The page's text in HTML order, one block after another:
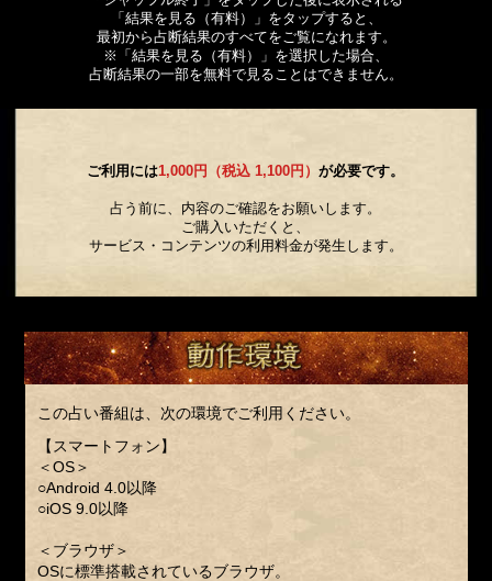
「結果を見る（有料）」をタップすると、
最初から占断結果のすべてをご覧になれます。
※「結果を見る（有料）」を選択した場合、
占断結果の一部を無料で見ることはできません。
ご利用には1,000円（税込 1,100円）が必要です。
占う前に、内容のご確認をお願いします。
ご購入いただくと、
サービス・コンテンツの利用料金が発生します。
この占い番組は、次の環境でご利用ください。
【スマートフォン】
＜OS＞
○Android 4.0以降
○iOS 9.0以降
＜ブラウザ＞
OSに標準搭載されているブラウザ。